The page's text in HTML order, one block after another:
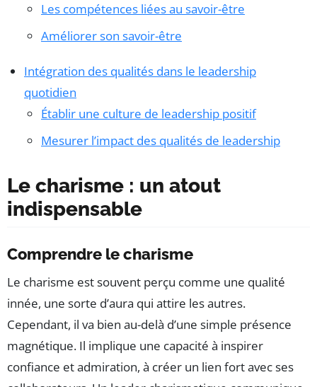
Les compétences liées au savoir-être
Améliorer son savoir-être
Intégration des qualités dans le leadership
quotidien
Établir une culture de leadership positif
Mesurer l’impact des qualités de leadership
Le charisme : un atout
indispensable
Comprendre le charisme
Le charisme est souvent perçu comme une qualité
innée, une sorte d’aura qui attire les autres.
Cependant, il va bien au-delà d’une simple présence
magnétique. Il implique une capacité à inspirer
confiance et admiration, à créer un lien fort avec ses